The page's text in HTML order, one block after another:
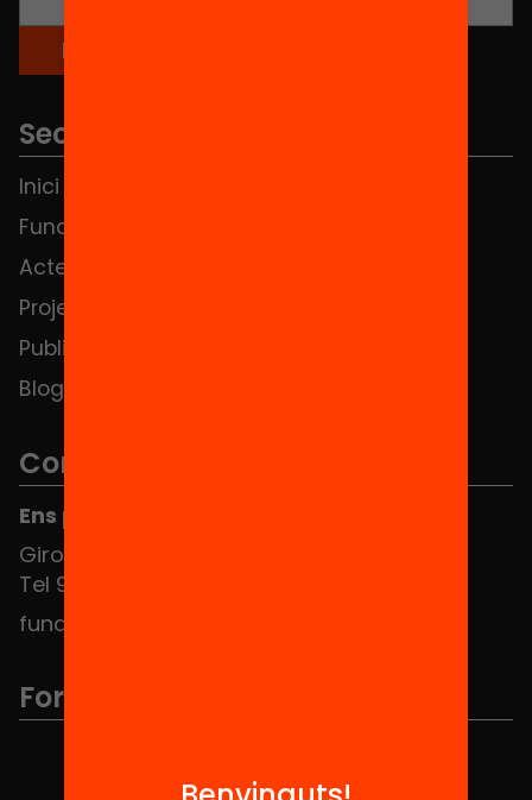
Seccions
Inici
Fundació
Actes
Projectes
Publicacions i vídeos
Blog
Contacte
Ens pots trobar al Hub Social
Girona 34, interior 08010 Barcelona
Tel 934 588 700
fundacio@equitat.org
Formem part de...